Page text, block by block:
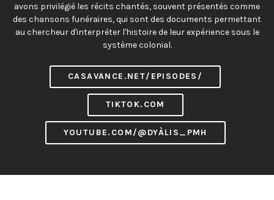
avons privilégié les récits chantés, souvent présentés comme
des chansons funéraires, qui sont des documents permettant
au chercheur d'interpréter l'histoire de leur expérience sous le
système colonial.
CASAVANCE.NET/EPISODES/
TIKTOK.COM
YOUTUBE.COM/@DYÀLIS_PMH